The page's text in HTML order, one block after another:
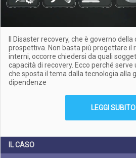
Il Disaster recovery, che è governo
prospettiva. Non basta più progettare il
interni, occorre chiedersi da quali
capacità di recovery. Ecco perché
che sposta il tema dalla tecnologia alla
dipendenze
LEGGI SUBITO
IL CASO